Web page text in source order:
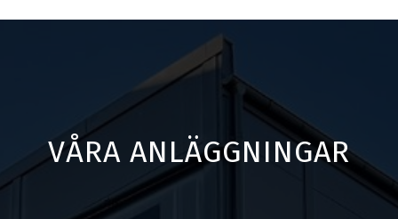
VÅRA ANLÄGGNINGAR